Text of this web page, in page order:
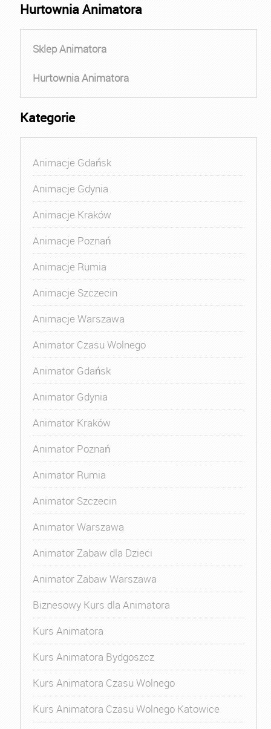
Hurtownia Animatora
Sklep Animatora
Hurtownia Animatora
Kategorie
Animacje Gdańsk
Animacje Gdynia
Animacje Kraków
Animacje Poznań
Animacje Rumia
Animacje Szczecin
Animacje Warszawa
Animator Czasu Wolnego
Animator Gdańsk
Animator Gdynia
Animator Kraków
Animator Poznań
Animator Rumia
Animator Szczecin
Animator Warszawa
Animator Zabaw dla Dzieci
Animator Zabaw Warszawa
Biznesowy Kurs dla Animatora
Kurs Animatora
Kurs Animatora Bydgoszcz
Kurs Animatora Czasu Wolnego
Kurs Animatora Czasu Wolnego Katowice